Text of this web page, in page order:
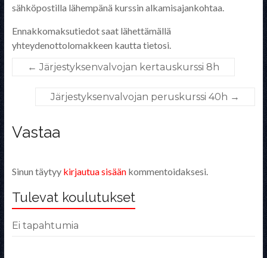
sähköpostilla lähempänä kurssin alkamisajankohtaa.
Ennakkomaksutiedot saat lähettämällä
yhteydenottolomakkeen kautta tietosi.
← Järjestyksenvalvojan kertauskurssi 8h
Järjestyksenvalvojan peruskurssi 40h →
Vastaa
Sinun täytyy kirjautua sisäänkommentoidaksesi.
Tulevat koulutukset
Ei tapahtumia